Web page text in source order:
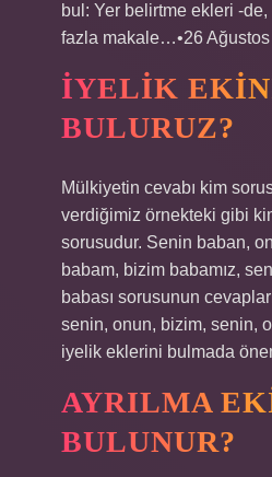
bul: Yer belirtme ekleri -de,
fazla makale…•26 Ağustos
İYELIK
BULURUZ?
Mülkiyetin cevabı kim
verdiğimiz örnekteki gibi
sorusudur. Senin baban,
babam, bizim babamız,
babası sorusunun
senin, onun, bizim, senin,
iyelik eklerini bulmada
AYRILMA
BULUNUR?